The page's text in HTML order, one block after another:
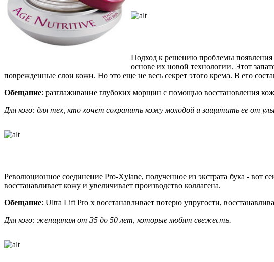
Подход к решению проблемы появления
основе их новой технологии. Этот
поврежденные слои кожи. Но это еще не весь секрет этого крема. В его
Обещание: разглаживание глубоких морщин с помощью восстановления
Для кого: для тех, кто хочет сохранить кожу молодой и защитить ее от
Революционное соединение Pro-Xylane, полученное из экстрата бука - вот
восстанавливает кожу и увеличивает производство коллагена.
Обещание: Ultra Lift Pro x восстанавливает потерю упругости,
Для кого: женщинам от 35 до 50 лет, которые любят свежесть.